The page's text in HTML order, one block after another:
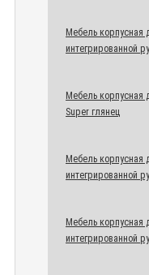
Мебель
интегрированной
Мебель
Super глянец
Мебель
интегрированной
Мебель
интегрированной